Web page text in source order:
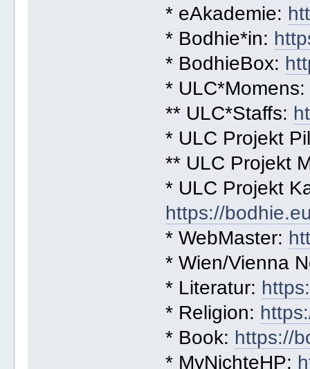
* eAkademie:
* Bodhie*in:
* BodhieBox:
*
** ULC*Staffs:
* ULC Projekt
** ULC Projekt
* ULC Projekt
https://
* WebMaster:
* Wien/Vienna
* Literatur:
* Religion:
* Book: https://
* MyNichteHP: